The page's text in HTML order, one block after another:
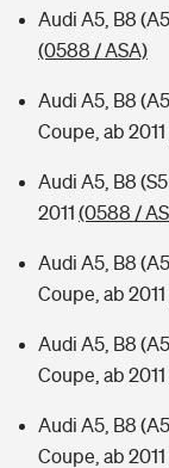
Audi A5, B8
(0588 / ASA)
Audi A5, B8
Coupe, ab 2011
Audi A5, B8
2011 (0588 /
Audi A5, B8
Coupe, ab 2011
Audi A5, B8
Coupe, ab 2011
Audi A5, B8
Coupe, ab 2011